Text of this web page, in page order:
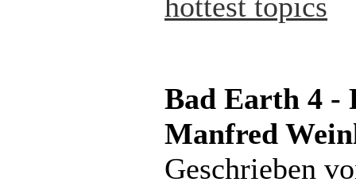
Bad Earth 4 -
Manfred
Geschrieben